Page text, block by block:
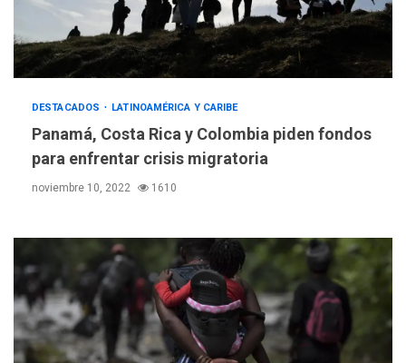
DESTACADOS LATINOAMÉRICA Y CARIBE
Panamá, Costa Rica y Colombia piden fondos
para enfrentar crisis migratoria
noviembre 10, 2022 1610